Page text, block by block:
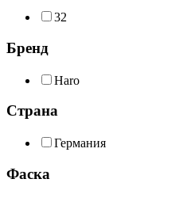
32
Бренд
Haro
Страна
Германия
Фаска